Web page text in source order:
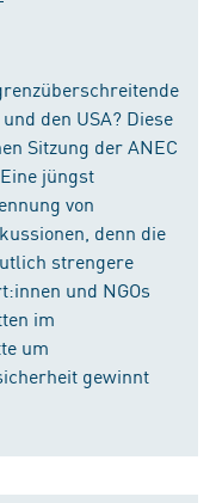
den USA? Diese
Sitzung der ANEC
jüngst
von
denn die
strengere
und NGOs
im
um
gewinnt